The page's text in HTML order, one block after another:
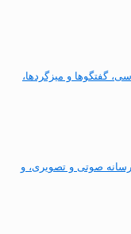
گفتگوها و میزگردها،
رسانه صوتی و تصویری، و